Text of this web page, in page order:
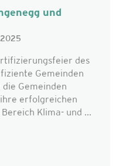
und
des
Gemeinden
Gemeinden
erfolgreichen
Klima- und ...